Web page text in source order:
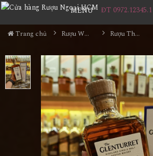
MENU ĐT 0972.12345.1
Trang chủ Rượu Whisky Rượu The Glenturret Triple Wood